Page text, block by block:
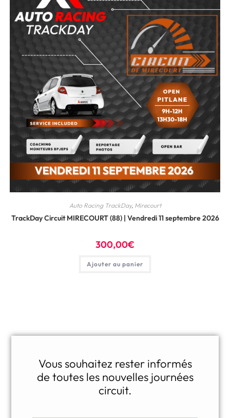
Auto Racing TrackDay, Mirecourt
TrackDay Circuit MIRECOURT (88) | Vendredi 11 septembre 2026
300,00€
Ajouter au panier
Vous souhaitez rester informés
de toutes les nouvelles journées
circuit.